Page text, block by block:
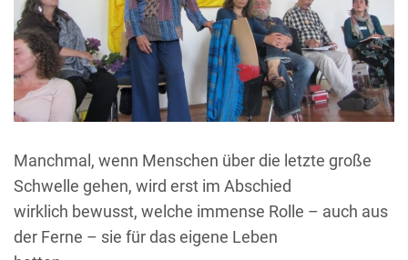
Manchmal, wenn Menschen über die letzte große
Schwelle gehen, wird erst im Abschied
wirklich bewusst, welche immense Rolle – auch aus
der Ferne – sie für das eigene Leben